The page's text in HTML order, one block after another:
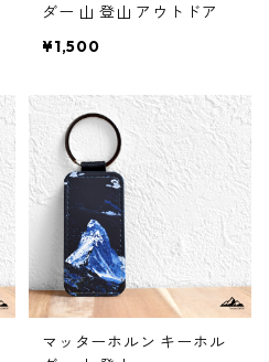
ダー 山 登山 アウトドア
¥1,500
マッターホルン キーホル